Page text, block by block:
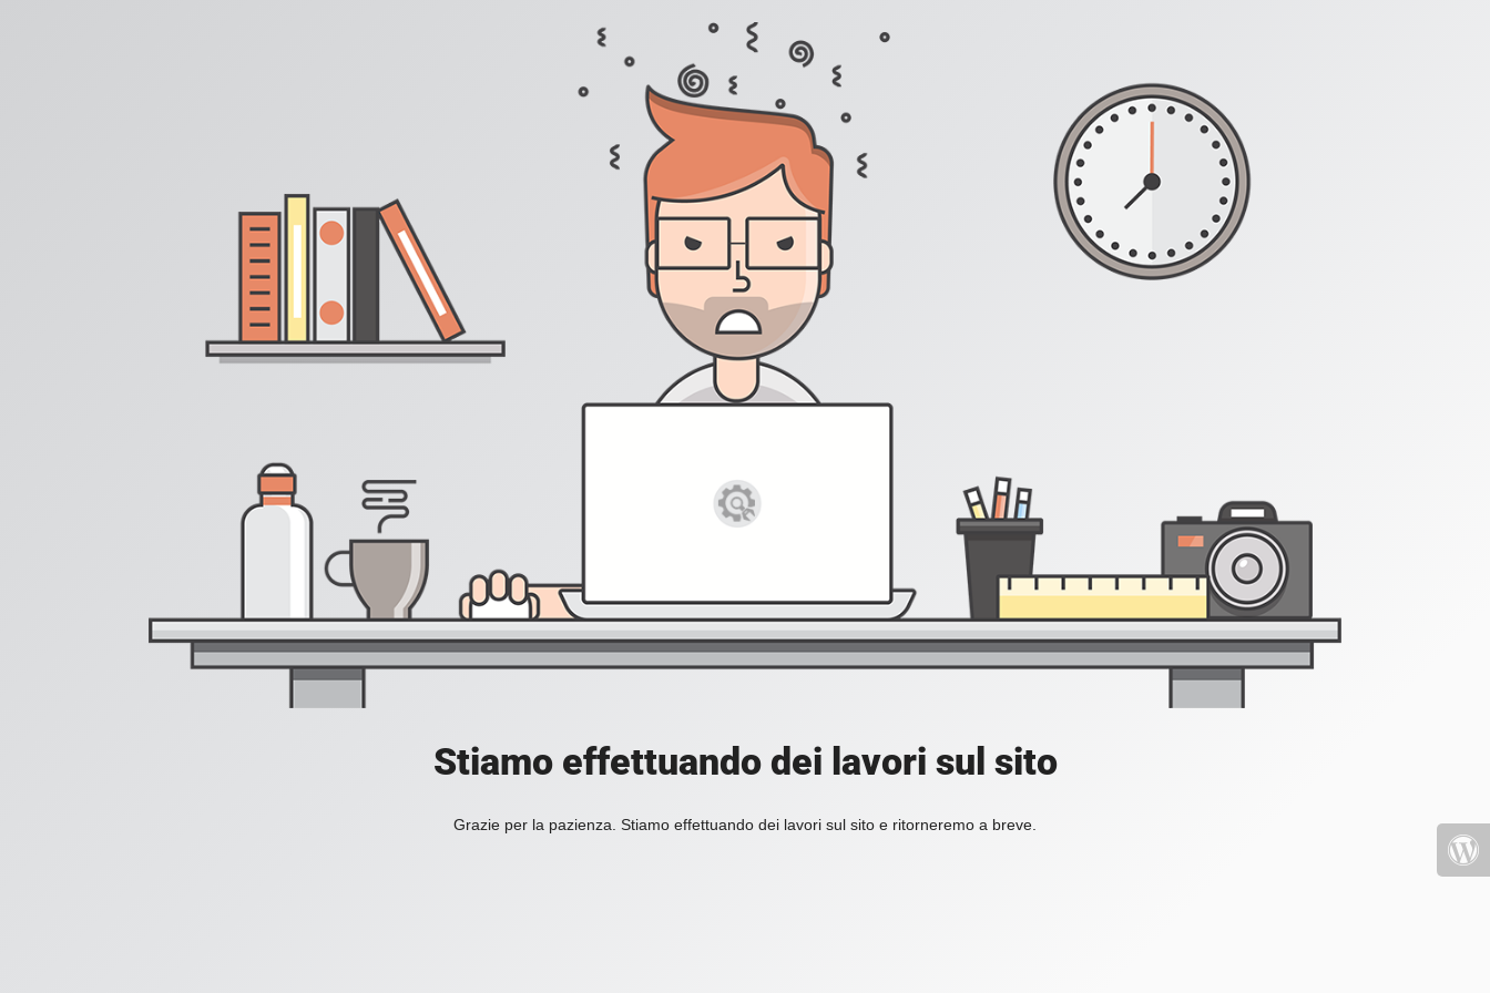
Stiamo effettuando dei lavori sul sito
Grazie per la pazienza. Stiamo effettuando dei lavori sul sito e ritorneremo a breve.